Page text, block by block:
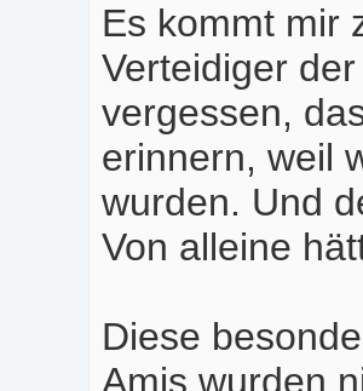
Es kommt mir
Verteidiger
vergessen,
erinnern, weil
wurden. Und
Von alleine
Diese
Amis wurden